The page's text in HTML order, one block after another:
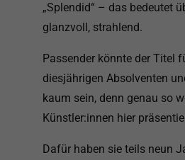
„Splendid“ – das bedeutet
glanzvoll, strahlend.
Passender könnte der Titel
diesjährigen Absolventen
kaum sein, denn genau so
Künstler:innen hier
Dafür haben sie teils neun